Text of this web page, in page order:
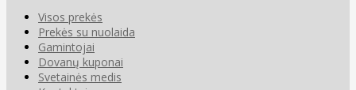
Visos prekės
Prekės su nuolaida
Gamintojai
Dovanų kuponai
Svetainės medis